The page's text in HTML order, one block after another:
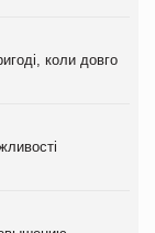
коли довго